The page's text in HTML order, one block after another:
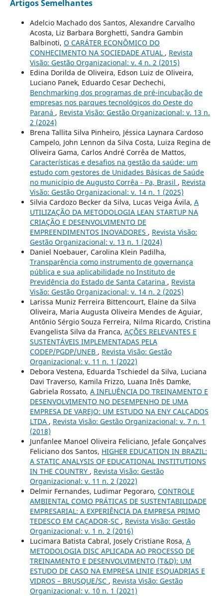
Artigos Semelhantes
Adelcio Machado dos Santos, Alexandre Carvalho
Acosta, Liz Barbara Borghetti, Sandra Gambin
Balbinoti, O CARÁTER ECONÔMICO DO
CONHECIMENTO NA SOCIEDADE ATUAL , Revista
Visão: Gestão Organizacional: v. 4 n. 2 (2015)
Edina Dorilda de Oliveira, Edson Luiz de Oliveira,
Luciano Panek, Eduardo Cesar Dechechi,
Benchmarking dos programas de pré-incubação de
empresas nos parques tecnológicos do Oeste do
Paraná , Revista Visão: Gestão Organizacional: v. 13 n.
2 (2024)
Brena Tallita Silva Pinheiro, Jéssica Laynara Cardoso
Campelo, John Lennon da Silva Costa, Luiza Regina de
Oliveira Gama, Carlos André Corrêa de Mattos,
Características e desafios na gestão da saúde: um
estudo com gestores de Unidades Básicas de Saúde
no município de Augusto Corrêa - Pa, Brasil , Revista
Visão: Gestão Organizacional: v. 14 n. 1 (2025)
Silvia Cardozo Becker da Silva, Lucas Veiga Ávila, A
UTILIZAÇÃO DA METODOLOGIA LEAN STARTUP NA
CRIAÇÃO E DESENVOLVIMENTO DE
EMPREENDIMENTOS INOVADORES , Revista Visão:
Gestão Organizacional: v. 13 n. 1 (2024)
Daniel Noebauer, Carolina Klein Padilha,
Transparência como instrumento de governança
pública e sua aplicabilidade no Instituto de
Previdência do Estado de Santa Catarina , Revista
Visão: Gestão Organizacional: v. 14 n. 2 (2025)
Larissa Muniz Ferreira Bittencourt, Elaine da Silva
Oliveira, Maria Augusta Oliveira Mendes de Aguiar,
Antônio Sérgio Souza Ferreira, Nilma Ricardo, Cristina
Evangelista Silva da Franca, AÇÕES RELEVANTES E
SUSTENTÁVEIS IMPLEMENTADAS PELA
CODEP/PGDP/UNEB , Revista Visão: Gestão
Organizacional: v. 11 n. 1 (2022)
Debora Vestena, Eduarda Tschiedel da Silva, Luciana
Davi Traverso, Kamila Frizzo, Luana Inês Damke,
Gabriela Rossato, A INFLUÊNCIA DO TREINAMENTO E
DESENVOLVIMENTO NO DESEMPENHO DE UMA
EMPRESA DE VAREJO: UM ESTUDO NA ENY CALÇADOS
LTDA , Revista Visão: Gestão Organizacional: v. 7 n. 1
(2018)
Junfanlee Manoel Oliveira Feliciano, Jefale Gonçalves
Feliciano dos Santos, HIGHER EDUCATION IN BRAZIL:
A STATIC ANALYSIS OF EDUCATIONAL INSTITUTIONS
IN THE COUNTRY , Revista Visão: Gestão
Organizacional: v. 11 n. 2 (2022)
Delmir Fernandes, Ludimar Pegoraro, CONTROLE
AMBIENTAL COMO PRÁTICAS DE SUSTENTABILIDADE
EMPRESARIAL: A EXPERIÊNCIA DA EMPRESA PRIMO
TEDESCO EM CAÇADOR-SC , Revista Visão: Gestão
Organizacional: v. 1 n. 2 (2016)
Lucimara Batista Cabral, Josely Cristiane Rosa, A
METODOLOGIA DISC APLICADA AO PROCESSO DE
TREINAMENTO E DESENVOLVIMENTO (T&D): UM
ESTUDO DE CASO NA EMPRESA LINIE ESQUADRIAS E
VIDROS – BRUSQUE/SC , Revista Visão: Gestão
Organizacional: v. 10 n. 1 (2021)